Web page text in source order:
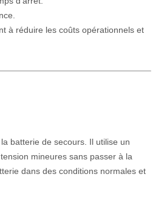
à réduire les coûts opérationnels et
batterie de secours. Il utilise un
mineures sans passer à la
dans des conditions normales et